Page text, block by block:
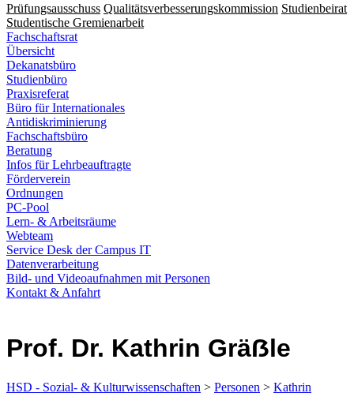
Prüfungsausschuss Qualitätsverbesserungskommission Studienbeirat
Studentische Gremienarbeit
Fachschaftsrat
Übersicht
Dekanatsbüro
Studienbüro
Praxisreferat
Büro für Internationales
Antidiskriminierung
Fachschaftsbüro
Beratung
Infos für Lehrbeauftragte
Förderverein
Ordnungen
PC-Pool
Lern- & Arbeitsräume
Webteam
Service Desk der Campus IT
Datenverarbeitung
Bild- und Videoaufnahmen mit Personen
Kontakt & Anfahrt
Prof. Dr. Kathrin Gräẞle
HSD - Sozial- & Kulturwissenschaften > Personen > Kathrin